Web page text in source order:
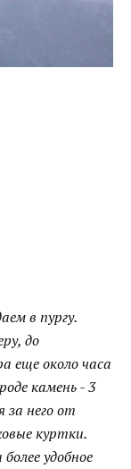
в пургу.
до
еще около часа
камень - 3
за него от
куртки.
удобное